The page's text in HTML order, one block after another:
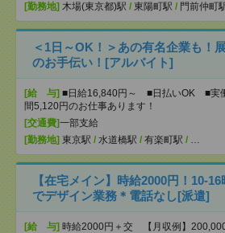
[勤務地] 木場(東京都)駅 / 東陽町駅 / 門前仲町
＜1日～OK！＞あの有名企業も！
のお手伝い！[アルバイト]
[給 与] ■日給16,840円～ ■日払いOK ■実
間5,120円のお仕事あります！
[交通費]一部支給
[勤務地] 東京駅 / 水道橋駅 / 有楽町駅 / …
【在宅メイン】時給2000円！10-
でデザイン業務＊電話なし[派遣]
[給 与] 時給2000円＋交 【月収例】